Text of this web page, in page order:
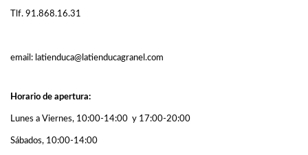
Tlf. 91.868.16.31
email: latienduca@latienducagranel.com
Horario de apertura:
Lunes a Viernes, 10:00-14:00 y 17:00-20:00
Sábados, 10:00-14:00